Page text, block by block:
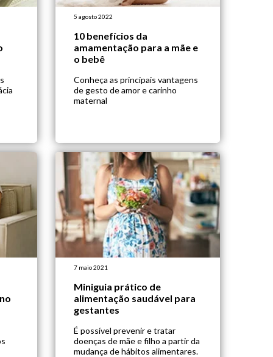
5 agosto 2022
10 benefícios da
amamentação para a mãe e
o bebê
Conheça as principais vantagens
de gesto de amor e carinho
maternal
7 maio 2021
Miniguia prático de
alimentação saudável para
gestantes
É possível prevenir e tratar
doenças de mãe e filho a partir da
mudança de hábitos alimentares.